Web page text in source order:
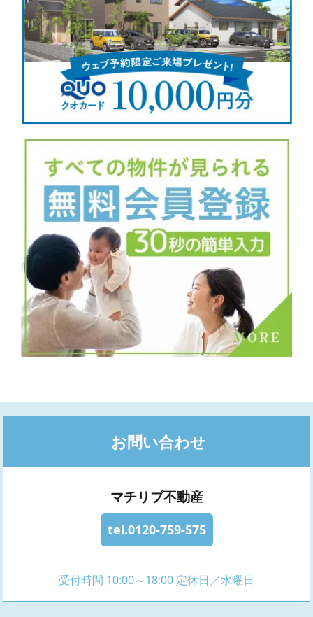
お問い合わせ
マチリブ不動産
tel.0120-759-575
受付時間 10:00～18:00 定休日／水曜日